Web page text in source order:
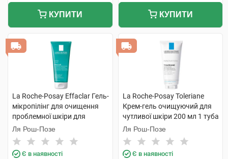
КУПИТИ КУПИТИ
La Roche-Posay Effaclar Гель-
мікропілінг для очищення
проблемної шкіри для
зменшення стійких недоліків
200 мл 1 туба
Ля Рош-Позе
Є в наявності
La Roche-Posay Toleriane
Крем-гель очищуючий для
чутливої шкіри 200 мл 1 туба
Ля Рош-Позе
Є в наявності